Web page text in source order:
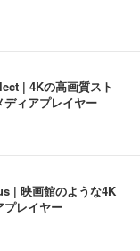
| 4Kの高画質スト
ディアプレイヤー
| 映画館のような4K
プレイヤー